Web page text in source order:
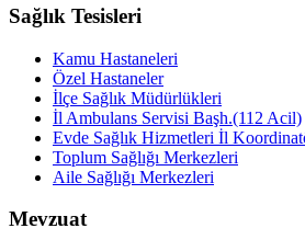
Sağlık Tesisleri
Kamu Hastaneleri
Özel Hastaneler
İlçe Sağlık Müdürlükleri
İl Ambulans Servisi Başh.(112 Acil)
Evde Sağlık Hizmetleri İl
Toplum Sağlığı Merkezleri
Aile Sağlığı Merkezleri
Mevzuat